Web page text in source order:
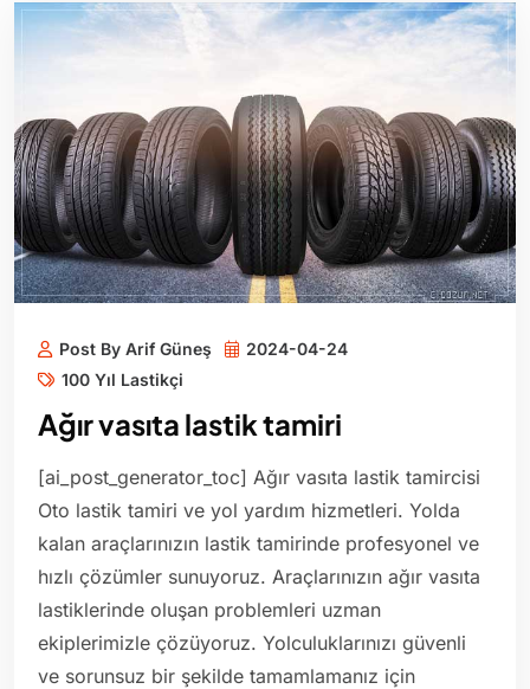
Post By Arif Güneş
2024-04-24
100 Yıl Lastikçi
Ağır vasıta lastik tamiri
[ai_post_generator_toc] Ağır vasıta lastik tamircisi
Oto lastik tamiri ve yol yardım hizmetleri. Yolda
kalan araçlarınızın lastik tamirinde profesyonel ve
hızlı çözümler sunuyoruz. Araçlarınızın ağır vasıta
lastiklerinde oluşan problemleri uzman
ekiplerimizle çözüyoruz. Yolculuklarınızı güvenli
ve sorunsuz bir şekilde tamamlamanız için